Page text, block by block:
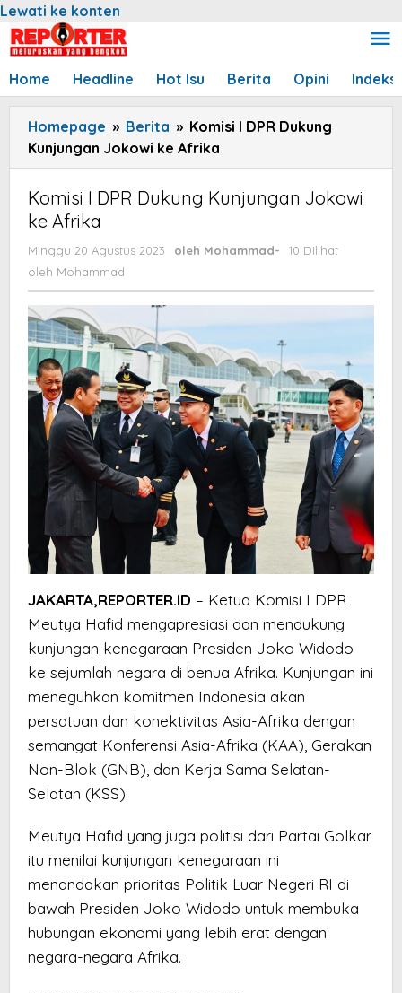
Lewati ke konten
Home Headline Hot Isu Berita Opini Indeks
Homepage » Berita » Komisi I DPR Dukung
Kunjungan Jokowi ke Afrika
Komisi I DPR Dukung Kunjungan Jokowi
ke Afrika
Minggu 20 Agustus 2023 oleh Mohammad-
10 Dilihat
oleh Mohammad
JAKARTA,REPORTER.ID – Ketua Komisi I DPR
Meutya Hafid mengapresiasi dan mendukung
kunjungan kenegaraan Presiden Joko Widodo
ke sejumlah negara di benua Afrika. Kunjungan ini
meneguhkan komitmen Indonesia akan
persatuan dan konektivitas Asia-Afrika dengan
semangat Konferensi Asia-Afrika (KAA), Gerakan
Non-Blok (GNB), dan Kerja Sama Selatan-
Selatan (KSS).
Meutya Hafid yang juga politisi dari Partai Golkar
itu menilai kunjungan kenegaraan ini
menandakan prioritas Politik Luar Negeri RI di
bawah Presiden Joko Widodo untuk membuka
hubungan ekonomi yang lebih erat dengan
negara-negara Afrika.